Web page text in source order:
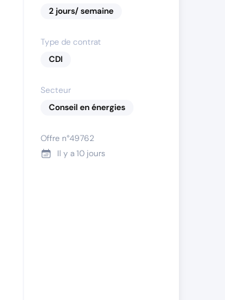
2 jours/ semaine
Type de contrat
CDI
Secteur
Conseil en énergies
Offre n°49762
Il y a10 jours